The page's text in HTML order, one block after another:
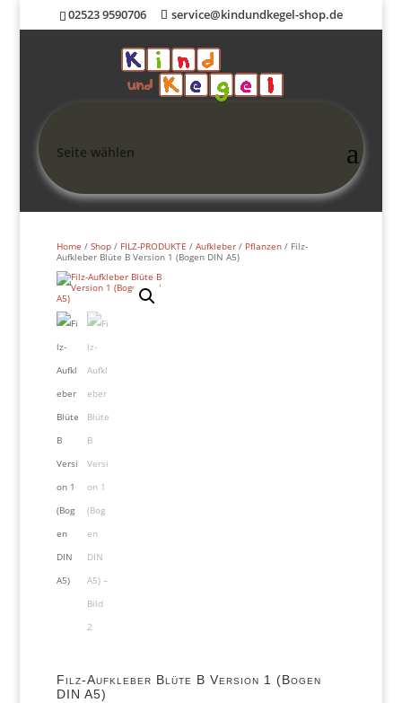
02523 9590706 service@kindundkegel-shop.de
Seite wählen
Home / Shop/ FILZ-PRODUKTE / Aufkleber/ Pflanzen/ Filz-
Aufkleber Blüte B Version 1 (Bogen DIN A5)
Filz-Aufkleber Blüte B Version 1 (Bogen
DIN A5)